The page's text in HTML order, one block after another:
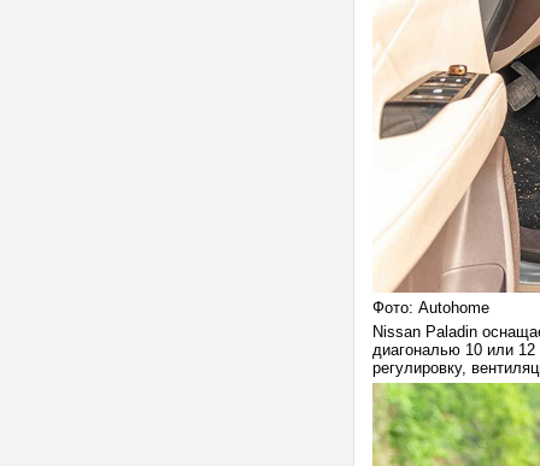
Фото: Autohome
Nissan Paladin
диагональю 10 или
регулировку,